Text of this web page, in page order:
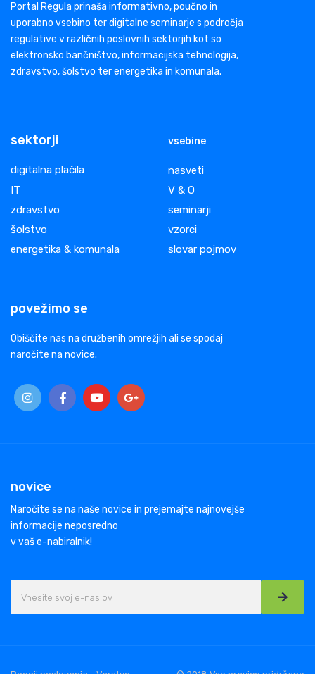
Portal Regula prinaša informativno, poučno in
uporabno vsebino ter digitalne seminarje s področja
regulative v različnih poslovnih sektorjih kot so
elektronsko bančništvo, informacijska tehnologija,
zdravstvo, šolstvo ter energetika in komunala.
sektorji
digitalna plačila
IT
zdravstvo
šolstvo
energetika & komunala
vsebine
nasveti
V & O
seminarji
vzorci
slovar pojmov
povežimo se
Obiščite nas na družbenih omrežjih ali se spodaj
naročite na novice.
novice
Naročite se na naše novice in prejemajte najnovejše
informacije neposredno
v vaš e-nabiralnik!